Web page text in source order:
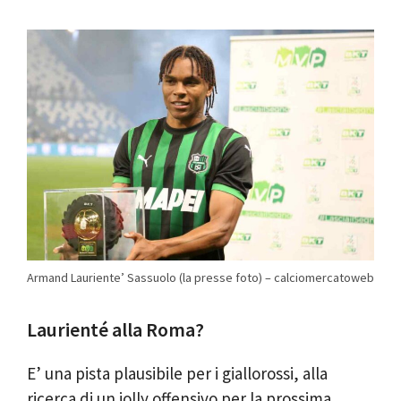
Armand Lauriente’ Sassuolo (la presse foto) – calciomercatoweb
Laurienté alla Roma?
E’ una pista plausibile per i giallorossi, alla